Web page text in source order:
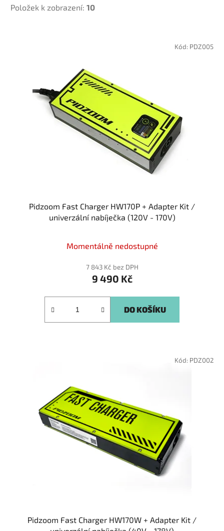
Položek k zobrazení: 10
Pidzoom Fast Charger HW170P + Adapter Kit /
univerzální nabíječka (120V - 170V)
Momentálně nedostupné
7 843 Kč bez DPH
9 490 Kč
DO KOŠÍKU
Kód: PDZ005
Pidzoom Fast Charger HW170W + Adapter Kit /
Kód: PDZ002